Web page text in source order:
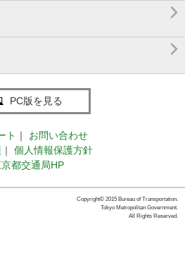


PC版を見る
ト ｜
お問い合わせ
｜
個人情報保護方針
都交通局HP
Copyright© 2015 Bureau of Transportation.
Tokyo Metropolitan Government.
All Rights Reserved.